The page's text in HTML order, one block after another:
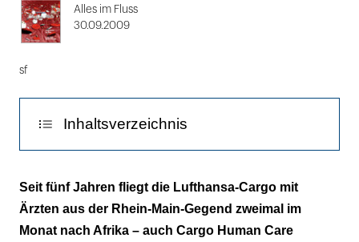
2
Alles im Fluss
30.09.2009
sf
Inhaltsverzeichnis
Vor Ort kooperieren
Ein neuer Brunnen
Seit fünf Jahren fliegt die Lufthansa-Cargo mit
Ärzten aus der Rhein-Main-Gegend zweimal im
Monat nach Afrika – auch Cargo Human Care